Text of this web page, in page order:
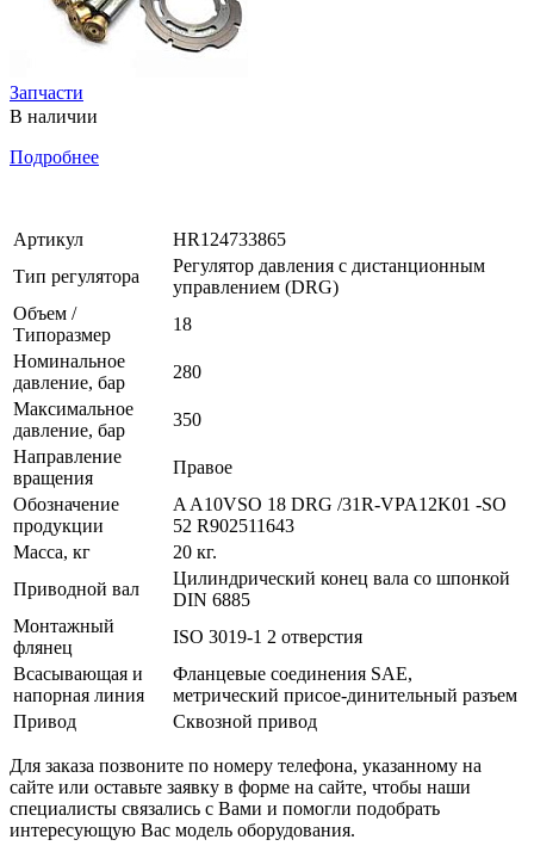
Запчасти
В наличии
Подробнее
Артикул
HR124733865
Тип регулятора
Регулятор давления с дистанционным
управлением (DRG)
Объем /
Типоразмер
18
Номинальное
давление, бар
280
Максимальное
давление, бар
350
Направление
вращения
Правое
Обозначение
продукции
A A10VSO 18 DRG /31R-VPA12K01 -SO
52 R902511643
Масса, кг
20 кг.
Приводной вал
Цилиндрический конец вала со шпонкой
DIN 6885
Монтажный
флянец
ISO 3019-1 2 отверстия
Всасывающая и
напорная линия
Фланцевые соединения SAE,
метрический присое-динительный разъем
Привод
Сквозной привод
Для заказа позвоните по номеру телефона, указанному на
сайте или оставьте заявку в форме на сайте, чтобы наши
специалисты связались с Вами и помогли подобрать
интересующую Вас модель оборудования.